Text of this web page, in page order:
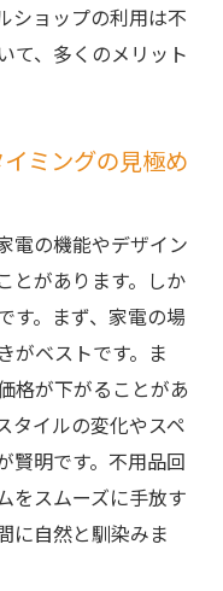
ショップの利用は不
て、多くのメリット
ミングの見極め
電の機能やデザイン
とがあります。しか
す。まず、家電の場
がベストです。ま
格が下がることがあ
タイルの変化やスペ
賢明です。不用品回
をスムーズに手放す
に自然と馴染みま